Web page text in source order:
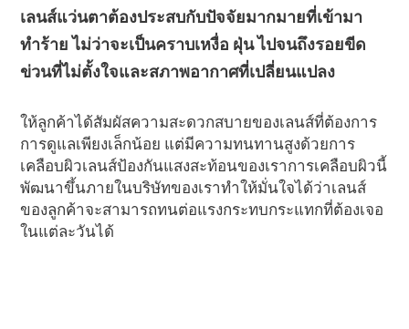
เลนส์แว่นตาต้องประสบกับปัจจัยมากมายที่เข้ามา
ทำร้าย ไม่ว่าจะเป็นคราบเหงื่อ ฝุ่น ไปจนถึงรอยขีด
ข่วนที่ไม่ตั้งใจและสภาพอากาศที่เปลี่ยนแปลง
ให้ลูกค้าได้สัมผัสความสะดวกสบายของเลนส์ที่ต้องการ
การดูแลเพียงเล็กน้อย แต่มีความทนทานสูงด้วยการ
เคลือบผิวเลนส์ป้องกันแสงสะท้อนของเราการเคลือบผิวนี้
พัฒนาขึ้นภายในบริษัทของเราทำให้มั่นใจได้ว่าเลนส์
ของลูกค้าจะสามารถทนต่อแรงกระทบกระแทกที่ต้องเจอ
ในแต่ละวันได้